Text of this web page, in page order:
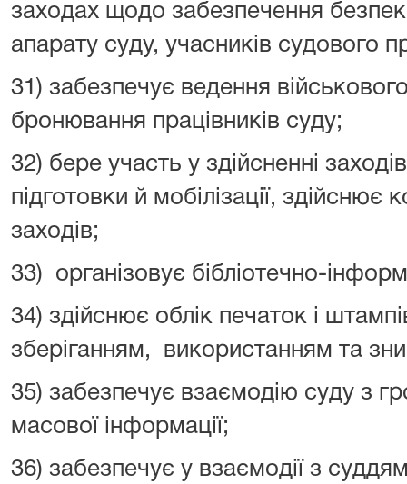
заходах щодо забезпечення
апарату суду, учасників судового
31) забезпечує ведення
бронювання працівників суду;
32) бере участь у здійсненні
підготовки й мобілізації,
заходів;
33) організовує бібліотечно-
34) здійснює облік печаток і
зберіганням, використанням та
35) забезпечує взаємодію суду з
масової інформації;
36) забезпечує у взаємодії з